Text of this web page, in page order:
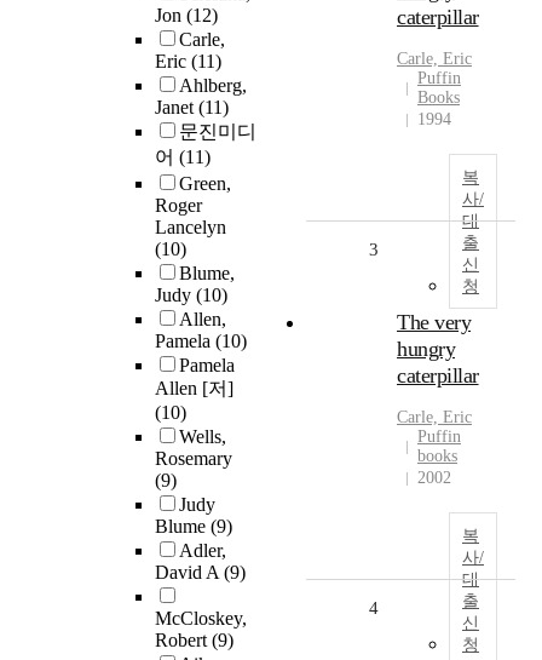
Jon (12)
Carle,
Eric (11)
Ahlberg,
Janet(11)
문진미디
어 (11)
Green,
Roger
Lancelyn
(10)
Blume,
Judy (10)
Allen,
Pamela (10)
Pamela
Allen [저]
(10)
Wells,
Rosemary
(9)
Judy
Blume (9)
Adler,
David A(9)
McCloskey,
Robert(9)
caterpillar
Carle, Eric
Puffin
Books
1994
복
사/
대
출
신
청
3
The very
hungry
caterpillar
Carle, Eric
Puffin
books
2002
복
사/
대
출
신
청
4